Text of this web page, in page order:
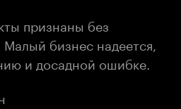
признаны без
бизнес надеется,
и досадной ошибке.